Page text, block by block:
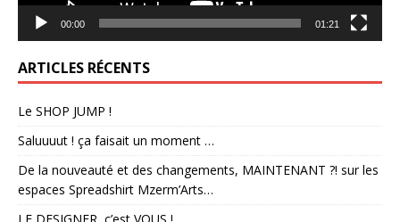
00:00 01:21
ARTICLES RÉCENTS
Le SHOP JUMP !
Saluuuut ! ça faisait un moment …
De la nouveauté et des changements, MAINTENANT ?! sur les
espaces Spreadshirt Mzerm’Arts…
LE DESIGNER, c’est VOUS !